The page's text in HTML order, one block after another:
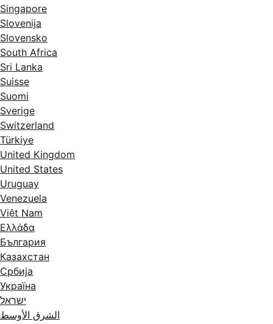
Singapore
Slovenija
Slovensko
South Africa
Sri Lanka
Suisse
Suomi
Sverige
Switzerland
Türkiye
United Kingdom
United States
Uruguay
Venezuela
Việt Nam
Ελλάδα
България
Казахстан
Србија
Україна
ישראל
الشرق الأوسط